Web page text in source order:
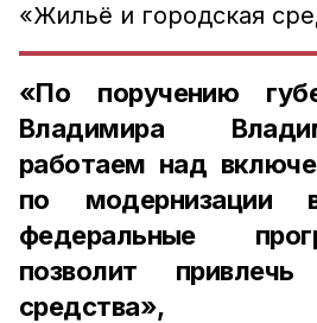
«Жильё и городская
«По поручению
Владимира
работаем над
по модернизации
федеральные
позволит
средства»,